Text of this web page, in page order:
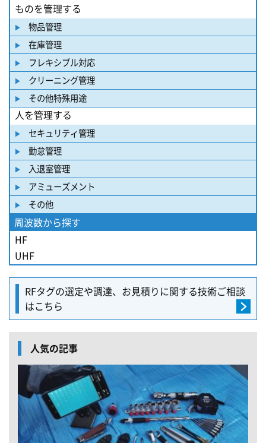
ものを管理する
物品管理
在庫管理
フレキシブル対応
クリーニング管理
その他特殊用途
人を管理する
セキュリティ管理
勤怠管理
入退室管理
アミューズメント
その他
周波数から探す
HF
UHF
RFタグの選定や調達、 お見積りに関する技術ご相談
はこちら
人気の記事